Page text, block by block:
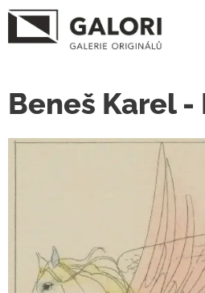
Beneš Karel -